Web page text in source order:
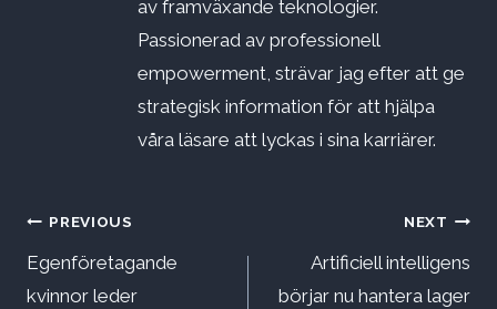
av framväxande teknologier.
Passionerad av professionell
empowerment, strävar jag efter att ge
strategisk information för att hjälpa
våra läsare att lyckas i sina karriärer.
Inläggsnavigering
PREVIOUS
Egenföretagande
kvinnor leder
NEXT
Artificiell intelligens
börjar nu hantera lager